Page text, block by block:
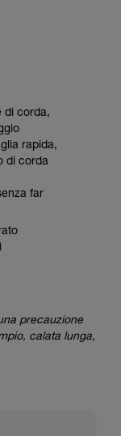
di corda,
rapida,
di corda
far
precauzione
calata lunga,